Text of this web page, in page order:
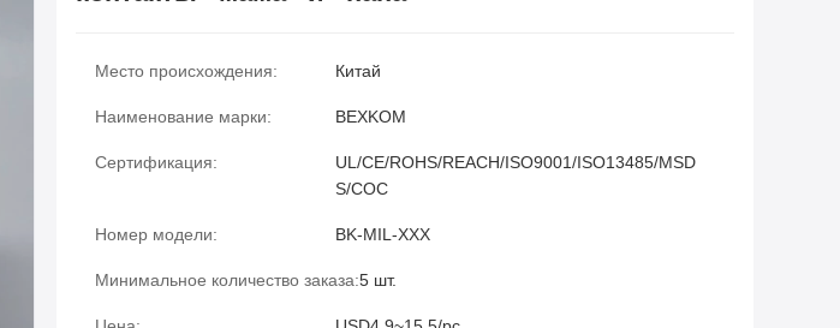
Место происхождения: Китай
Наименование марки: BEXKOM
Сертификация:
UL/CE/ROHS/REACH/ISO9001/ISO13485/MSD
S/COC
Номер модели: BK-MIL-XXX
Минимальное количество заказа:5 шт.